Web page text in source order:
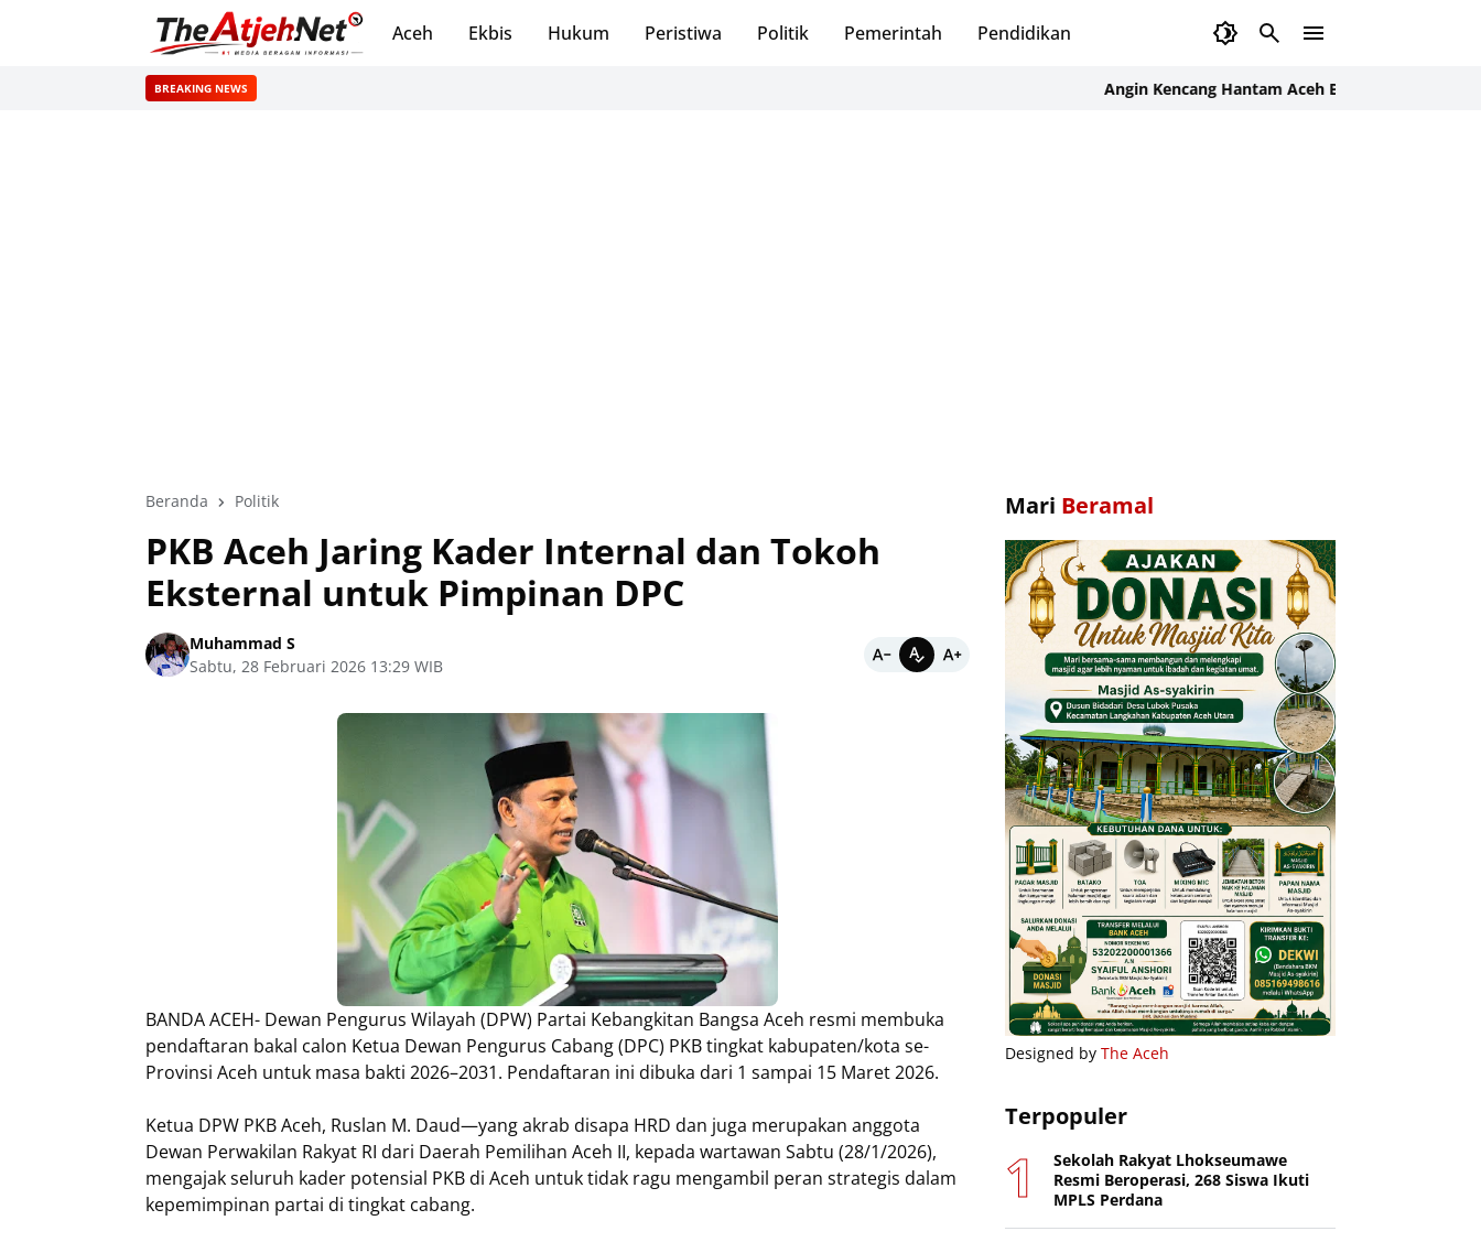
Aceh Ekbis Hukum Peristiwa Politik Pemerintah Pendidikan
BREAKING NEWS Angin Kencang Hantam Aceh Besar, 16 Kejadian Tercatat
Beranda Politik
PKB Aceh Jaring Kader Internal dan Tokoh
Eksternal untuk Pimpinan DPC
Muhammad S
Sabtu, 28 Februari 2026 13:29 WIB
BANDA ACEH- Dewan Pengurus Wilayah (DPW) Partai Kebangkitan Bangsa Aceh resmi membuka
pendaftaran bakal calon Ketua Dewan Pengurus Cabang (DPC) PKB tingkat kabupaten/kota se-
Provinsi Aceh untuk masa bakti 2026–2031. Pendaftaran ini dibuka dari 1 sampai 15 Maret 2026.
Ketua DPW PKB Aceh, Ruslan M. Daud—yang akrab disapa HRD dan juga merupakan anggota
Dewan Perwakilan Rakyat RI dari Daerah Pemilihan Aceh II, kepada wartawan Sabtu (28/1/2026),
mengajak seluruh kader potensial PKB di Aceh untuk tidak ragu mengambil peran strategis dalam
kepemimpinan partai di tingkat cabang.
Mari Beramal
Designed by The Aceh
Terpopuler
Sekolah Rakyat Lhokseumawe
Resmi Beroperasi, 268 Siswa Ikuti
MPLS Perdana